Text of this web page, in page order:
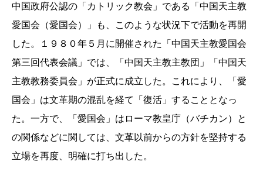
中国政府公認の「カトリック教会」である「中国天主教
愛国会（愛国会）」も、このような状況下で活動を再開
した。１９８０年５月に開催された「中国天主教愛国会
第三回代表会議」では、「中国天主教主教団」「中国天
主教教務委員会」が正式に成立した。これにより、「愛
国会」は文革期の混乱を経て「復活」することとなっ
た。一方で、「愛国会」はローマ教皇庁（バチカン）と
の関係などに関しては、文革以前からの方針を堅持する
立場を再度、明確に打ち出した。